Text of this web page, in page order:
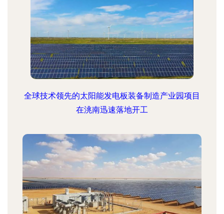
全球技术领先的太阳能发电板装备制造产业园项目
在洮南迅速落地开工